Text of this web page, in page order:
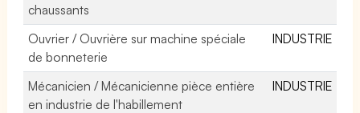
chaussants
Ouvrier / Ouvrière sur machine spéciale
de bonneterie
INDUSTRIE
Mécanicien / Mécanicienne pièce entière
en industrie de l'habillement
INDUSTRIE